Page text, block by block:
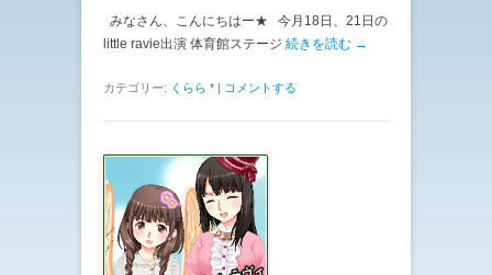
みなさん、こんにちはー★ 今月18日、21日の
little ravie出演 体育館ステージ 続きを読む →
カテゴリー: くらら * | コメントする